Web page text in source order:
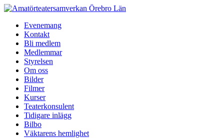
Hoppa
innehållEvenemang
Kontakt
Bli medlem
Medlemmar
Styrelsen
Om oss
Bilder
Filmer
Kurser
Teaterkonsulent
Tidigare inlägg
Bilbo
Väktarens hemlighet